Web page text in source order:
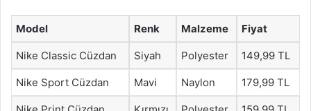
Model Renk Malzeme Fiyat
Nike Classic Cüzdan Siyah Polyester 149,99 TL
Nike Sport Cüzdan Mavi Naylon 179,99 TL